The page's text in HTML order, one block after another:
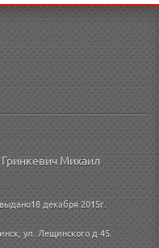
Михаил
декабря 2015г.
ул. Лещинского д 45.